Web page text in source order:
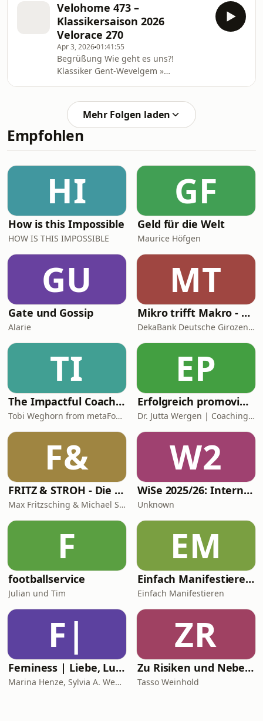
https://www.procyclingstats.com/race/ronde-
van-vlaanderen/2026/result Paris-
Roubaix » Compiègne › Roubaix
(258.3km) Van Aert hält Pogacar in
Schach
https://www.procyclingstats.com/race/paris-
roubaix/2026/result Deutscher Sieg
im Frauenrennen
https://www.procyclingstats.com/rac
Velohome 473 –
Klassikersaison 2026
Velorace 270
Apr 3, 202601:41:55
Begrüßung Wie geht es uns?!
Klassiker Gent-Wevelgem »
Zeiten
https://www.procyclingstats.com/race/gent-
wevelgem/2026/result E3 » Harelbeke
› Harelbeke (208.8km) Van der Poel
https://www.procyclingstats.com/race/e3-
harelbeke/2026/result Ronde van
Brügge » Bruges › Bruges (202.
Mehr Folgen laden
Empfohlen
HI
How is this Impossible
HOW IS THIS IMPOSSIBLE
GF
Geld für die Welt
Maurice Höfgen
GU
Gate und Gossip
Alarie
MT
Mikro trifft Makro - Das Finanzmarktgespräch
DekaBank Deutsche Girozentrale
TI
The Impactful Coach: Learn Coaching Skills & Coaching Demos
Tobi Weghorn from metaFox Coaching Tools
EP
Erfolgreich promovieren | Coachingzonen-Podcast | Promotionspodcast
Dr. Jutta Wergen | Coaching für Promovierende
F&
FRITZ & STROH - Die Fussballshow
Max Fritzsching & Michael Strohmaier
W2
WiSe 2025/26: Internationales Privatrecht
Unknown
F
footballservice
Julian und Tim
EM
Einfach Manifestieren - Mindset (um)programmieren
Einfach Manifestieren
F|
Feminess | Liebe, Lust & Geld
Marina Henze, Sylvia A. Wenniges, Doreen Amlung, Katja Borasch
ZR
Zu Risiken und Nebenwirkungen
Tasso Weinhold